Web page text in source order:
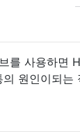
를 사용하면
원인이되는